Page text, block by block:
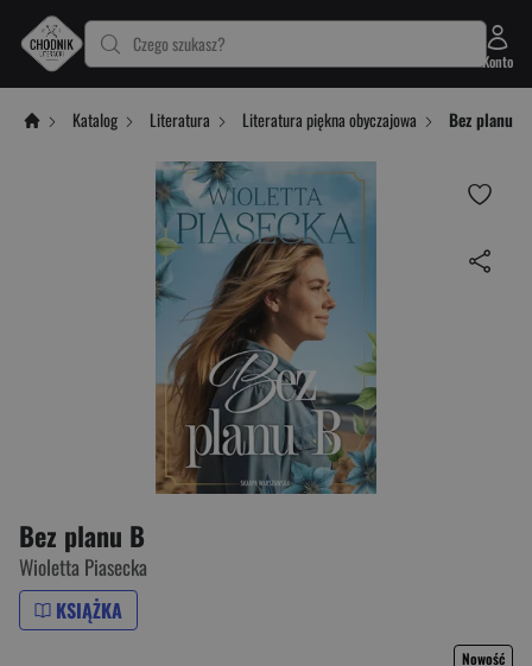
Czego szukasz?
Konto
Katalog Literatura Literatura piękna obyczajowa Bez planu B
Bez planu B
Wioletta Piasecka
KSIĄŻKA
Nowość